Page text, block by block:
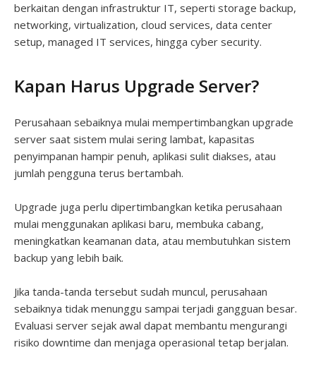
berkaitan dengan infrastruktur IT, seperti storage backup,
networking, virtualization, cloud services, data center
setup, managed IT services, hingga cyber security.
Kapan Harus Upgrade Server?
Perusahaan sebaiknya mulai mempertimbangkan upgrade
server saat sistem mulai sering lambat, kapasitas
penyimpanan hampir penuh, aplikasi sulit diakses, atau
jumlah pengguna terus bertambah.
Upgrade juga perlu dipertimbangkan ketika perusahaan
mulai menggunakan aplikasi baru, membuka cabang,
meningkatkan keamanan data, atau membutuhkan sistem
backup yang lebih baik.
Jika tanda-tanda tersebut sudah muncul, perusahaan
sebaiknya tidak menunggu sampai terjadi gangguan besar.
Evaluasi server sejak awal dapat membantu mengurangi
risiko downtime dan menjaga operasional tetap berjalan.